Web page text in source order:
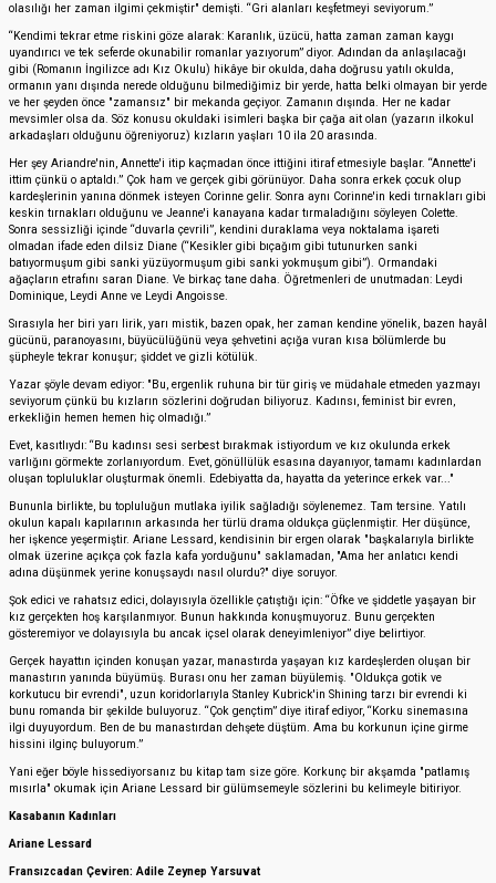
olasılığı her zaman ilgimi çekmiştir" demişti. “Gri alanları keşfetmeyi seviyorum.”
“Kendimi tekrar etme riskini göze alarak: Karanlık, üzücü, hatta zaman zaman kaygı
uyandırıcı ve tek seferde okunabilir romanlar yazıyorum” diyor. Adından da anlaşılacağı
gibi (Romanın İngilizce adı Kız Okulu) hikâye bir okulda, daha doğrusu yatılı okulda,
ormanın yanı dışında nerede olduğunu bilmediğimiz bir yerde, hatta belki olmayan bir yerde
ve her şeyden önce "zamansız" bir mekanda geçiyor. Zamanın dışında. Her ne kadar
mevsimler olsa da. Söz konusu okuldaki isimleri başka bir çağa ait olan (yazarın ilkokul
arkadaşları olduğunu öğreniyoruz) kızların yaşları 10 ila 20 arasında.
Her şey Ariandre'nin, Annette'i itip kaçmadan önce ittiğini itiraf etmesiyle başlar. “Annette'i
ittim çünkü o aptaldı.” Çok ham ve gerçek gibi görünüyor. Daha sonra erkek çocuk olup
kardeşlerinin yanına dönmek isteyen Corinne gelir. Sonra aynı Corinne'in kedi tırnakları gibi
keskin tırnakları olduğunu ve Jeanne'i kanayana kadar tırmaladığını söyleyen Colette.
Sonra sessizliği içinde “duvarla çevrili”, kendini duraklama veya noktalama işareti
olmadan ifade eden dilsiz Diane (“Kesikler gibi bıçağım gibi tutunurken sanki
batıyormuşum gibi sanki yüzüyormuşum gibi sanki yokmuşum gibi”). Ormandaki
ağaçların etrafını saran Diane. Ve birkaç tane daha. Öğretmenleri de unutmadan: Leydi
Dominique, Leydi Anne ve Leydi Angoisse.
Sırasıyla her biri yarı lirik, yarı mistik, bazen opak, her zaman kendine yönelik, bazen hayâl
gücünü, paranoyasını, büyücülüğünü veya şehvetini açığa vuran kısa bölümlerde bu
şüpheyle tekrar konuşur; şiddet ve gizli kötülük.
Yazar şöyle devam ediyor: "Bu, ergenlik ruhuna bir tür giriş ve müdahale etmeden yazmayı
seviyorum çünkü bu kızların sözlerini doğrudan biliyoruz. Kadınsı, feminist bir evren,
erkekliğin hemen hemen hiç olmadığı.”
Evet, kasıtlıydı: “Bu kadınsı sesi serbest bırakmak istiyordum ve kız okulunda erkek
varlığını görmekte zorlanıyordum. Evet, gönüllülük esasına dayanıyor, tamamı kadınlardan
oluşan topluluklar oluşturmak önemli. Edebiyatta da, hayatta da yeterince erkek var..."
Bununla birlikte, bu topluluğun mutlaka iyilik sağladığı söylenemez. Tam tersine. Yatılı
okulun kapalı kapılarının arkasında her türlü drama oldukça güçlenmiştir. Her düşünce,
her işkence yeşermiştir. Ariane Lessard, kendisinin bir ergen olarak "başkalarıyla birlikte
olmak üzerine açıkça çok fazla kafa yorduğunu" saklamadan, "Ama her anlatıcı kendi
adına düşünmek yerine konuşsaydı nasıl olurdu?" diye soruyor.
Şok edici ve rahatsız edici, dolayısıyla özellikle çatıştığı için: “Öfke ve şiddetle yaşayan bir
kız gerçekten hoş karşılanmıyor. Bunun hakkında konuşmuyoruz. Bunu gerçekten
gösteremiyor ve dolayısıyla bu ancak içsel olarak deneyimleniyor” diye belirtiyor.
Gerçek hayattın içinden konuşan yazar, manastırda yaşayan kız kardeşlerden oluşan bir
manastırın yanında büyümüş. Burası onu her zaman büyülemiş. "Oldukça gotik ve
korkutucu bir evrendi", uzun koridorlarıyla Stanley Kubrick'in Shining tarzı bir evrendi ki
bunu romanda bir şekilde buluyoruz. “Çok gençtim” diye itiraf ediyor, “Korku sinemasına
ilgi duyuyordum. Ben de bu manastırdan dehşete düştüm. Ama bu korkunun içine girme
hissini ilginç buluyorum.”
Yani eğer böyle hissediyorsanız bu kitap tam size göre. Korkunç bir akşamda "patlamış
mısırla" okumak için Ariane Lessard bir gülümsemeyle sözlerini bu kelimeyle bitiriyor.
Kasabanın Kadınları
Ariane Lessard
Fransızcadan Çeviren: Adile Zeynep Yarsuvat